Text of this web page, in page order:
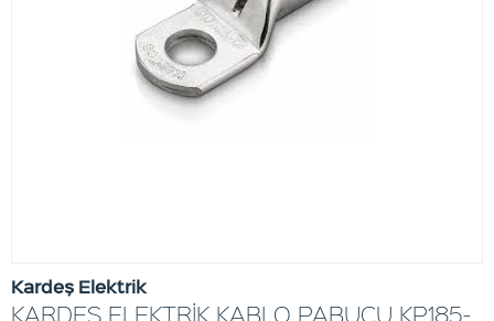
Kardeş Elektrik
KARDEŞ ELEKTRİK KABLO PABUCU KP185-